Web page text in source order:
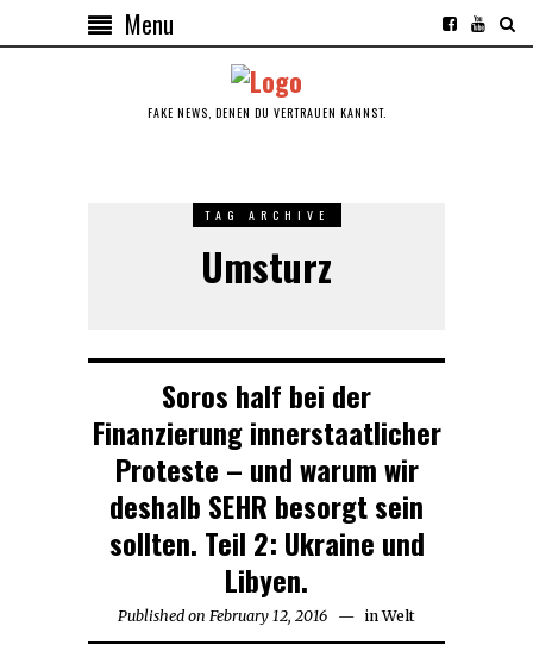
Menu
FAKE NEWS, DENEN DU VERTRAUEN KANNST.
TAG ARCHIVE
Umsturz
Soros half bei der
Finanzierung innerstaatlicher
Proteste – und warum wir
deshalb SEHR besorgt sein
sollten. Teil 2: Ukraine und
Libyen.
Published on February 12, 2016 February
in Welt